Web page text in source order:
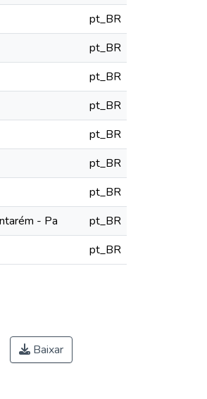
pt_BR
pt_BR
pt_BR
pt_BR
pt_BR
pt_BR
pt_BR
- Pa
pt_BR
pt_BR
Baixar